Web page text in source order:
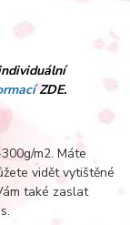
ZDE.
m2. Máte
vidět vytištěné
také zaslat